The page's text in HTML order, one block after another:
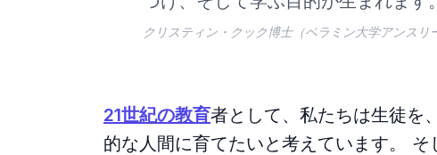
クリスティン・クック博士（ベラミン大学アンス
21世紀の教育者として、私たちは生徒を
的な人間に育てたいと考えています。 そ